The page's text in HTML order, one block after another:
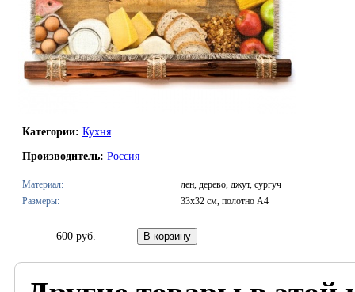
Категории: Кухня
Производитель: Россия
Материал:
лен, дерево, джут, сургуч
Размеры:
33х32 см, полотно А4
600 руб.